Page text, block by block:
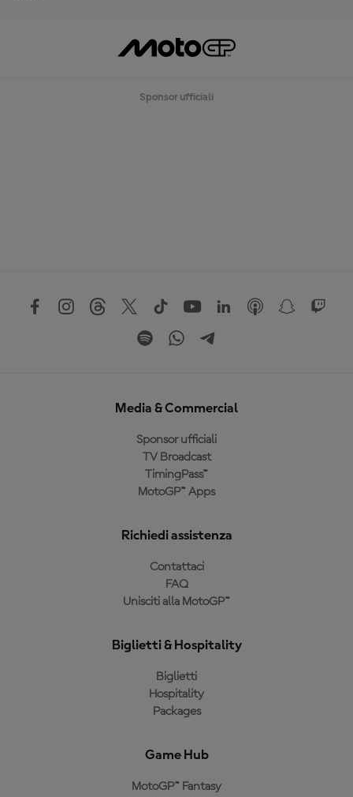
Sponsor ufficiali
Media & Commercial
Sponsor ufficiali
TV Broadcast
TimingPass™
MotoGP™ Apps
Richiedi assistenza
Contattaci
FAQ
Unisciti alla MotoGP™
Biglietti & Hospitality
Biglietti
Hospitality
Packages
Game Hub
MotoGP™ Fantasy